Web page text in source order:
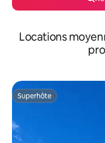
Locations
Superhôte
Superhôte